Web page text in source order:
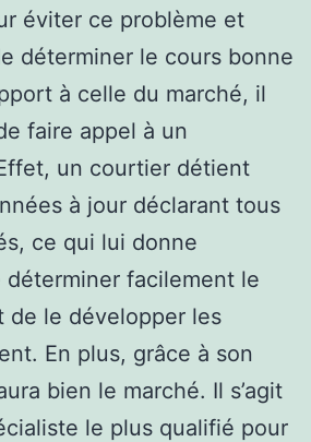
éviter ce problème et
déterminer le cours bonne
à celle du marché, il
faire appel à un
un courtier détient
à jour déclarant tous
ce qui lui donne
déterminer facilement le
de le développer les
En plus, grâce à son
bien le marché. Il s’agit
le plus qualifié pour